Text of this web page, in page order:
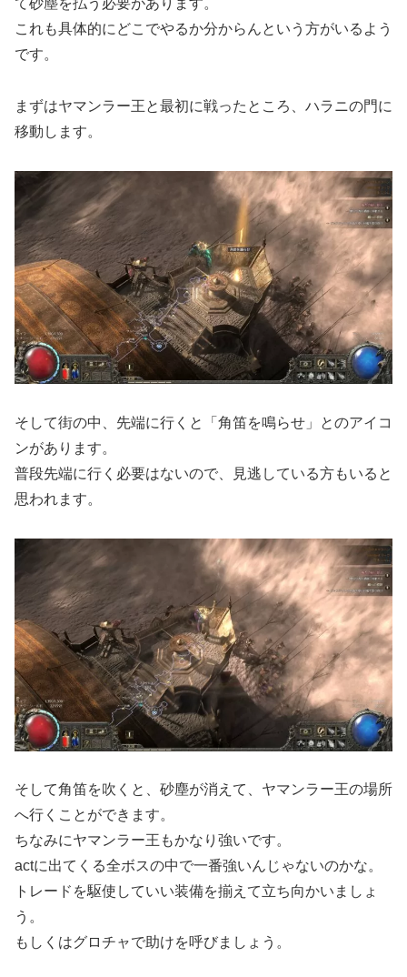
て砂塵を払う必要があります。
これも具体的にどこでやるか分からんという方がいるよう
です。
まずはヤマンラー王と最初に戦ったところ、ハラニの門に
移動します。
そして街の中、先端に行くと「角笛を鳴らせ」とのアイコ
ンがあります。
普段先端に行く必要はないので、見逃している方もいると
思われます。
そして角笛を吹くと、砂塵が消えて、ヤマンラー王の場所
へ行くことができます。
ちなみにヤマンラー王もかなり強いです。
actに出てくる全ボスの中で一番強いんじゃないのかな。
トレードを駆使していい装備を揃えて立ち向かいましょ
う。
もしくはグロチャで助けを呼びましょう。